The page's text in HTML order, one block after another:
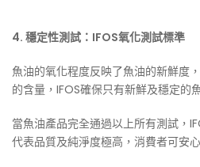
4. 穩定性測試：IFOS氧化測試標準
魚油的氧化程度反映了魚油的新鮮度
的含量，IFOS確保只有新鮮及穩定的
當魚油產品完全通過以上所有測試，
代表品質及純淨度極高，消費者可安